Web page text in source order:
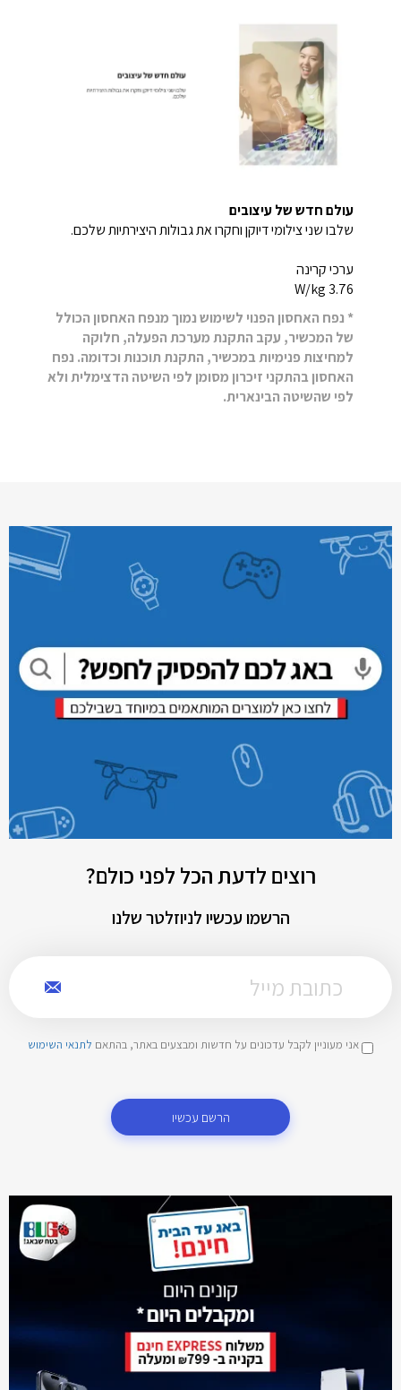
עולם חדש של עיצובים
שלבו שני צילומי דיוקן וחקרו את גבולות היצירתיות שלכם.
ערכי קרינה
3.76 W/kg
* נפח האחסון הפנוי לשימוש נמוך מנפח האחסון הכולל
של המכשיר, עקב התקנת מערכת הפעלה, חלוקה
למחיצות פנימיות במכשיר, התקנת תוכנות וכדומה. נפח
האחסון בהתקני זיכרון מסומן לפי השיטה הדצימלית ולא
לפי שהשיטה הבינארית.
רוצים לדעת הכל לפני כולם?
הרשמו עכשיו לניוזלטר שלנו
אני מעוניין לקבל עדכונים על חדשות ומבצעים באתר, בהתאם לתנאי השימוש
הרשם עכשיו